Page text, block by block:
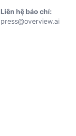
Liên hệ báo chí:
press@overview.ai